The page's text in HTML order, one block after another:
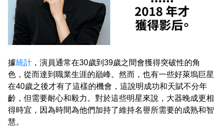
據統計 ，演員通常在30歲到39歲之間會獲得突破性的角
色，從而達到職業生涯的巔峰。然而，也有一些好萊塢巨星
在40歲之後才有了這樣的機會，這說明成功和天賦不分年
齡，但需要耐心和毅力。對於這些明星來說，大器晚成更相
得時宜，因為時間為他們加持了維持名譽所需要的成熟和智
慧。